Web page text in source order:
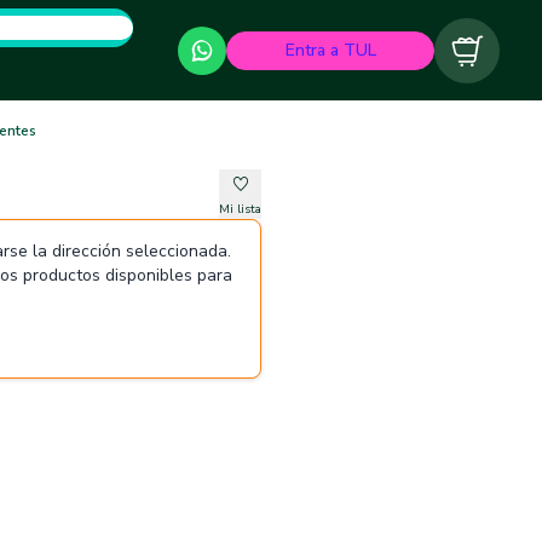
Entra a TUL Carrito
Mi lista
la dirección seleccionada.
productos disponibles para